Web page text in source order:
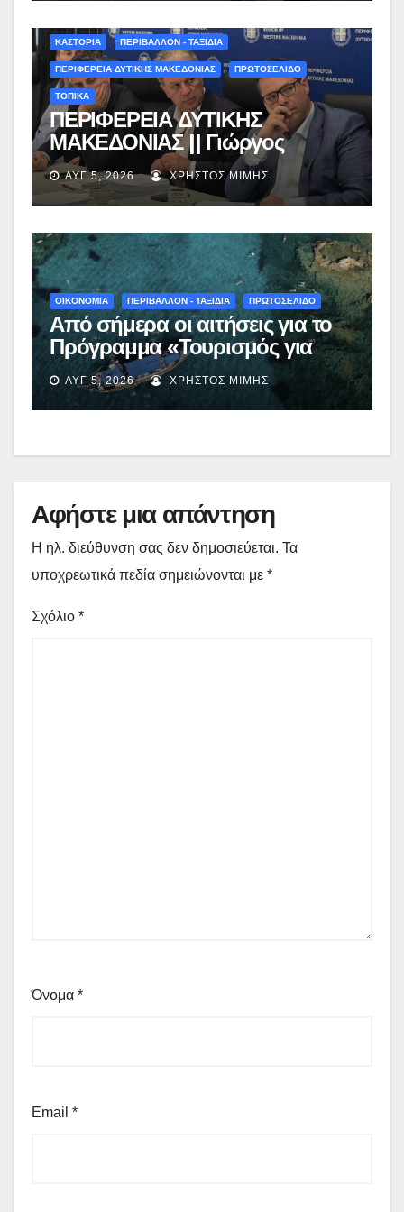
ΚΑΣΤΟΡΙΑ ΠΕΡΙΒΑΛΛΟΝ - ΤΑΞΙΔΙΑ
ΠΕΡΙΦΕΡΕΙΑ ΔΥΤΙΚΗΣ ΜΑΚΕΔΟΝΙΑΣ ΠΡΩΤΟΣΕΛΙΔΟ
ΤΟΠΙΚΑ
ΠΕΡΙΦΕΡΕΙΑ ΔΥΤΙΚΗΣ
ΜΑΚΕΔΟΝΙΑΣ || Γιώργος
Αμανατίδης για Φράγμα
Νεστορίου: «Η δέσμευσή μας
γίνεται πράξη με εξασφαλισμένη
χρηματοδότηση»
ΑΥΓ 5, 2026 ΧΡΉΣΤΟΣ ΜΊΜΗΣ
ΟΙΚΟΝΟΜΙΑ ΠΕΡΙΒΑΛΛΟΝ - ΤΑΞΙΔΙΑ ΠΡΩΤΟΣΕΛΙΔΟ
Από σήμερα οι αιτήσεις για το
Πρόγραμμα «Τουρισμός για
Όλους 2026-2027» – Πότε λήγει
η προσθεσμία
ΑΥΓ 5, 2026 ΧΡΉΣΤΟΣ ΜΊΜΗΣ
Αφήστε μια απάντηση
Η ηλ. διεύθυνση σας δεν δημοσιεύεται. Τα
υποχρεωτικά πεδία σημειώνονται με *
Σχόλιο *
Όνομα *
Email *